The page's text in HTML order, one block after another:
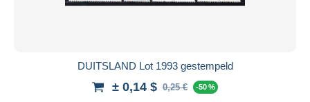
DUITSLAND Lot 1993 gestempeld
± 0,14 $ 0,25 € -50 %